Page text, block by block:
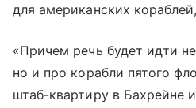
для американских
«Причем речь будет идти
но и про корабли пятого
штаб-квартиру в Бахрейне